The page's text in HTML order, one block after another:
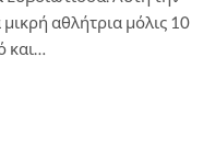
αθλήτρια μόλις 10
και…